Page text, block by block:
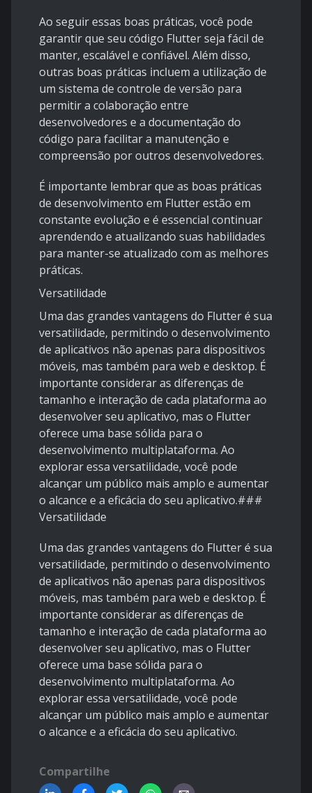
Ao seguir essas boas práticas, você pode
garantir que seu código Flutter seja fácil de
manter, escalável e confiável. Além disso,
outras boas práticas incluem a utilização de
um sistema de controle de versão para
permitir a colaboração entre
desenvolvedores e a documentação do
código para facilitar a manutenção e
compreensão por outros desenvolvedores.
É importante lembrar que as boas práticas
de desenvolvimento em Flutter estão em
constante evolução e é essencial continuar
aprendendo e atualizando suas habilidades
para manter-se atualizado com as melhores
práticas.
Versatilidade
Uma das grandes vantagens do Flutter é sua
versatilidade, permitindo o desenvolvimento
de aplicativos não apenas para dispositivos
móveis, mas também para web e desktop. É
importante considerar as diferenças de
tamanho e interação de cada plataforma ao
desenvolver seu aplicativo, mas o Flutter
oferece uma base sólida para o
desenvolvimento multiplataforma. Ao
explorar essa versatilidade, você pode
alcançar um público mais amplo e aumentar
o alcance e a eficácia do seu aplicativo.###
Versatilidade
Uma das grandes vantagens do Flutter é sua
versatilidade, permitindo o desenvolvimento
de aplicativos não apenas para dispositivos
móveis, mas também para web e desktop. É
importante considerar as diferenças de
tamanho e interação de cada plataforma ao
desenvolver seu aplicativo, mas o Flutter
oferece uma base sólida para o
desenvolvimento multiplataforma. Ao
explorar essa versatilidade, você pode
alcançar um público mais amplo e aumentar
o alcance e a eficácia do seu aplicativo.
Compartilhe